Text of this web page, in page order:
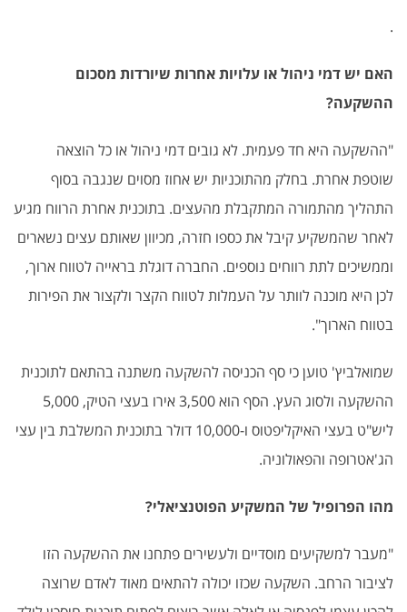
.
האם יש דמי ניהול או עלויות אחרות שיורדות מסכום
ההשקעה?
"ההשקעה היא חד פעמית. לא גובים דמי ניהול או כל הוצאה
שוטפת אחרת. בחלק מהתוכניות יש אחוז מסוים שנגבה בסוף
התהליך מהתמורה המתקבלת מהעצים. בתוכנית אחרת הרווח מגיע
לאחר שהמשקיע קיבל את כספו חזרה, מכיוון שאותם עצים נשארים
וממשיכים לתת רווחים נוספים. החברה דוגלת בראייה לטווח ארוך,
לכן היא מוכנה לוותר על העמלות לטווח הקצר ולקצור את הפירות
בטווח הארוך".
שמואלביץ' טוען כי סף הכניסה להשקעה משתנה בהתאם לתוכנית
ההשקעה ולסוג העץ. הסף הוא 3,500 אירו בעצי הטיק, 5,000
ליש"ט בעצי האיקליפטוס ו-10,000 דולר בתוכנית המשלבת בין עצי
הג'אטרופה והפאולוניה.
מהו הפרופיל של המשקיע הפוטנציאלי?
"מעבר למשקיעים מוסדיים ולעשירים פתחנו את ההשקעה הזו
לציבור הרחב. השקעה שכזו יכולה להתאים מאוד לאדם שרוצה